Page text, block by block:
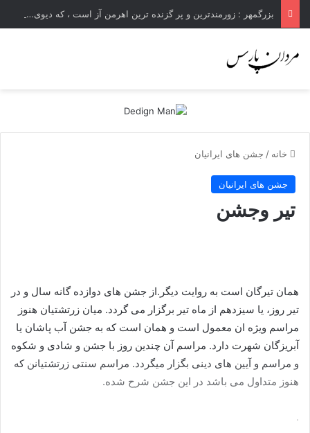
بزرگمهر : زورمندترین و پر گزنده ترین اهرمن آز است ، که دیوی است ستمکار و دیر ساز
خانه / جشن های ایرانیان
جشن های ایرانیان
تیر وجشن
همان تیرگان است به روایت دیگر.از جشن های دوازده گانه سال و در
تیر روز، یا سیزدهم از ماه تیر برگزار می گردد. میان زرتشتیان هنوز
مراسم ویژه ان معمول است و همان است که به جشن آب پاشان یا
آبریزگان شهرت دارد. مراسم آن چندین روز با جشن و شادی و شکوه
و مراسم و آیین های دینی بگزار میگردد. مراسم سنتی زرتشتیانن که
هنوز متداول می باشد در این جشن شرح شده.
.